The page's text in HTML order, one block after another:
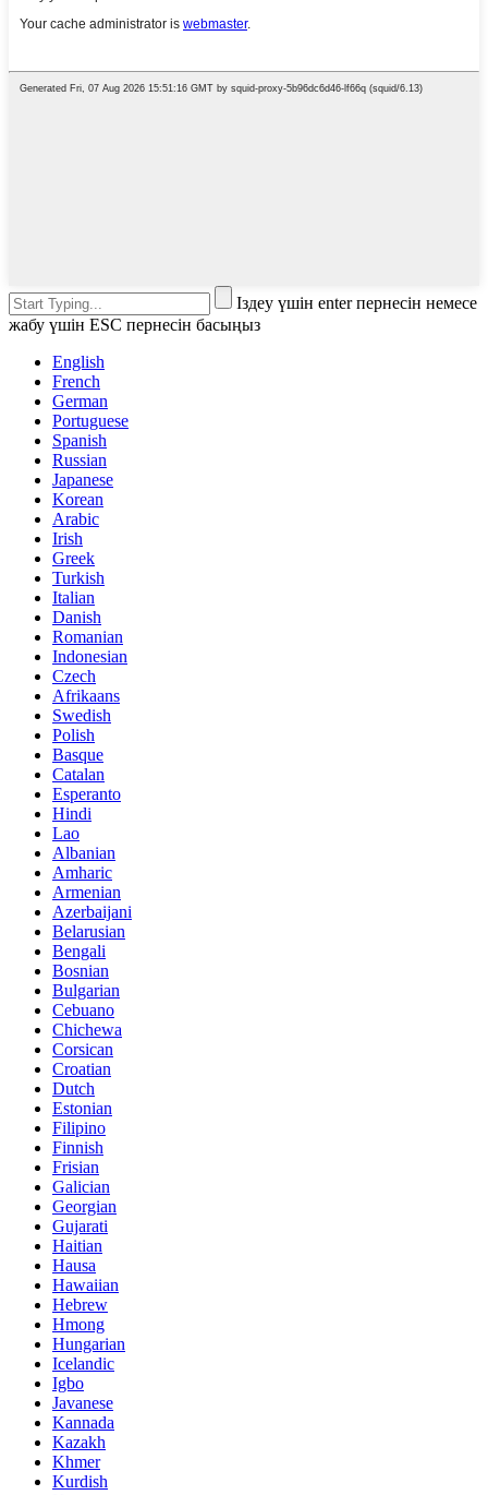
Іздеу үшін enter пернесін немесе
жабу үшін ESC пернесін басыңыз
English
French
German
Portuguese
Spanish
Russian
Japanese
Korean
Arabic
Irish
Greek
Turkish
Italian
Danish
Romanian
Indonesian
Czech
Afrikaans
Swedish
Polish
Basque
Catalan
Esperanto
Hindi
Lao
Albanian
Amharic
Armenian
Azerbaijani
Belarusian
Bengali
Bosnian
Bulgarian
Cebuano
Chichewa
Corsican
Croatian
Dutch
Estonian
Filipino
Finnish
Frisian
Galician
Georgian
Gujarati
Haitian
Hausa
Hawaiian
Hebrew
Hmong
Hungarian
Icelandic
Igbo
Javanese
Kannada
Kazakh
Khmer
Kurdish